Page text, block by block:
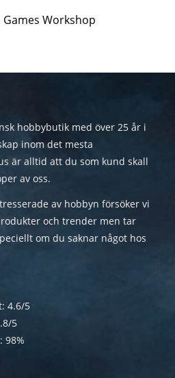
Workshop
hobbybutik med över 25 år i
inom det mesta
är alltid att du som kund skall
av oss.
av hobbyn försöker vi
och trender men tar
om du saknar något hos
4.6/5
5
98%